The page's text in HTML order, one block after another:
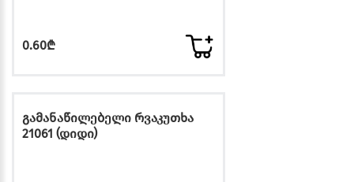
0.60₾
გამანაწილებელი რვაკუთხა
21061 (დიდი)